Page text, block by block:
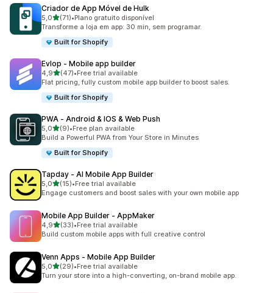
Criador de App Móvel de Hulk
5,0de 5 estrelas
(71)
71 total de avaliações
•Plano gratuito disponível
Transforme a loja em app: 30 min, sem programar.
Built for Shopify
Evlop ‑ Mobile app builder
4,9de 5 estrelas
(47)
47 total de avaliações
•Free trial available
Flat pricing, fully custom mobile app builder to boost sales.
Built for Shopify
PWA ‑ Android & IOS & Web Push
5,0de 5 estrelas
(9)
9 total de avaliações
•Free plan available
Build a Powerful PWA from Your Store in Minutes
Built for Shopify
Tapday ‑ AI Mobile App Builder
5,0de 5 estrelas
(15)
15 total de avaliações
•Free trial available
Engage customers and boost sales with your own mobile app
Mobile App Builder ‑ AppMaker
4,9de 5 estrelas
(33)
33 total de avaliações
•Free trial available
Build custom mobile apps with full creative control
Venn Apps ‑ Mobile App Builder
5,0de 5 estrelas
(29)
29 total de avaliações
•Free trial available
Turn your store into a high-converting, on-brand mobile app.